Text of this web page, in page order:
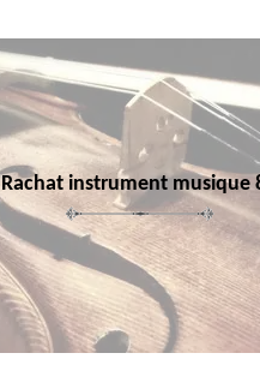
Rachat instrument musique